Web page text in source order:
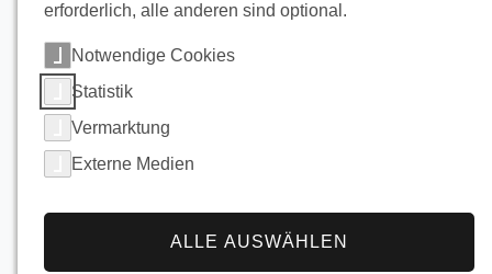
erforderlich, alle anderen sind optional.
Notwendige Cookies
Statistik
Vermarktung
Externe Medien
ALLE AUSWÄHLEN